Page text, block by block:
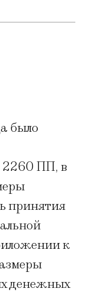
было
2260 ПП, в
принятия
к
денежных